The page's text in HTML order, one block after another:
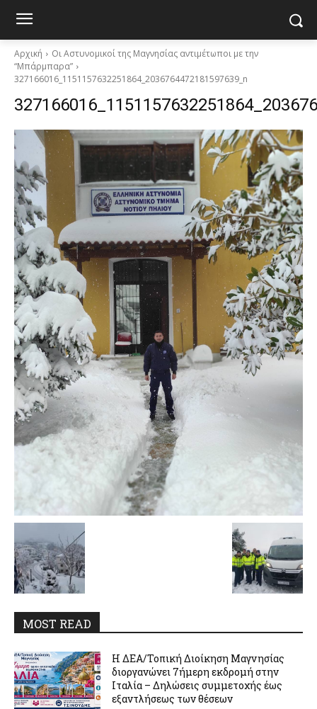
Αρχική
Οι Αστυνομικοί της Μαγνησίας αντιμέτωποι με την
“Μπάρμπαρα”
327166016_1151157632251864_2036764472181597639_n
MOST READ
Η ΔΕΑ/Τοπική Διοίκηση Μαγνησίας
διοργανώνει 7ήμερη εκδρομή στην
Ιταλία – Δηλώσεις συμμετοχής έως
εξαντλήσεως των θέσεων